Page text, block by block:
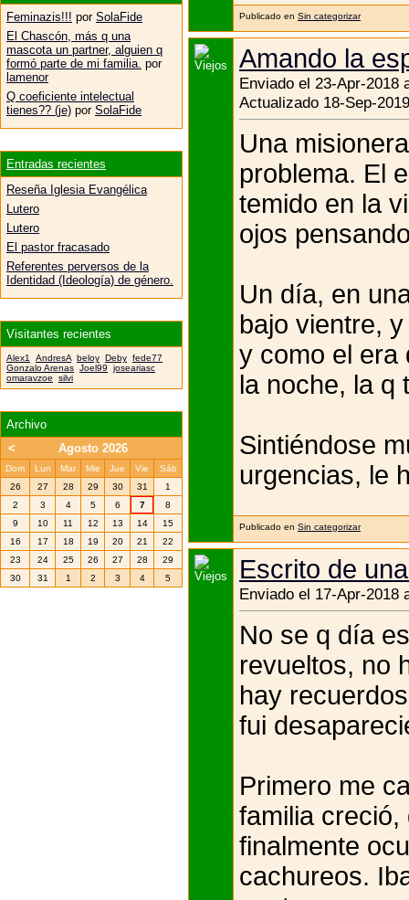
Publicado en Sin categorizar
Amando la
Enviado el 23-Apr-2018
Actualizado 18-Sep-
Una
problema. El
temido en la
ojos
Un día, en
bajo vientre,
y como el era
la noche, la q
Sintiéndose
urgencias, le
Publicado en Sin categorizar
Escrito de
Enviado el 17-Apr-2018
No se q día
revueltos, no
hay
fui
Primero me
familia creció,
finalmente
cachureos.
Feminazis!!! por SolaFide
El Chascón, más q una
mascota un partner, alguien q
formó parte de mi familia. por
lamenor
Q coeficiente intelectual
tienes?? (je) por SolaFide
Entradas recientes
Reseña Iglesia Evangélica
Lutero
Lutero
El pastor fracasado
Referentes perversos de la
Identidad (Ideología) de género.
Visitantes recientes
Alex1 AndresA beloy Deby fede77
Gonzalo Arenas Joel99
joseariasc
omaravzoe
silvi
Archivo
<
Agosto 2026
Dom Lun Mar Mie Jue Vie
Sáb
26
27 28 29 30 31
1
2
3 4 5 6 7
8
9
10 11 12 13 14
15
16
17 18 19 20 21
22
23
24 25 26 27 28
29
30
31 1 2 3 4 5